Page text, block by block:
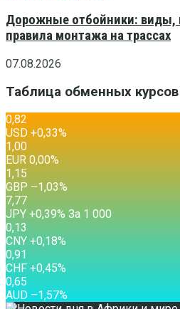
Дорожные отбойники: виды,
правила монтажа на трассах
07.08.2026
Таблица обменных курсов
0,82
USD +0,33%
1,00
EUR 0,00%
1,15
GBP –1,03%
7,77
JPY +0,39% За 1 000
0,13
CNY +0,18%
0,91
CHF +0,45%
0,65
AUD –1,57%